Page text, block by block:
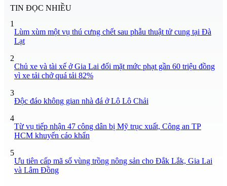
TIN ĐỌC NHIỀU
1
Lùm xùm một vụ thú cưng chết sau phẫu thuật tử cung tại Đà
Lạt
2
Chủ xe và tài xế ở Gia Lai đối mặt mức phạt gần 60 triệu đồng
vì xe tải chở quá tải 82%
3
Độc đáo không gian nhà đá ở Lô Lô Chải
4
Từ vụ tiếp nhận 47 công dân bị Mỹ trục xuất, Công an TP
HCM khuyến cáo khẩn
5
Ưu tiên cấp mã số vùng trồng nông sản cho Đắk Lắk, Gia Lai
và Lâm Đồng